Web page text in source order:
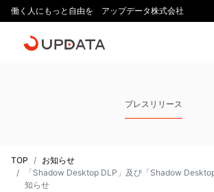
働く人にもっと自由を アップデータ株式会社
プレスリリース
TOP
お知らせ
「Shadow Desktop DLP」及び「Shadow
知らせ